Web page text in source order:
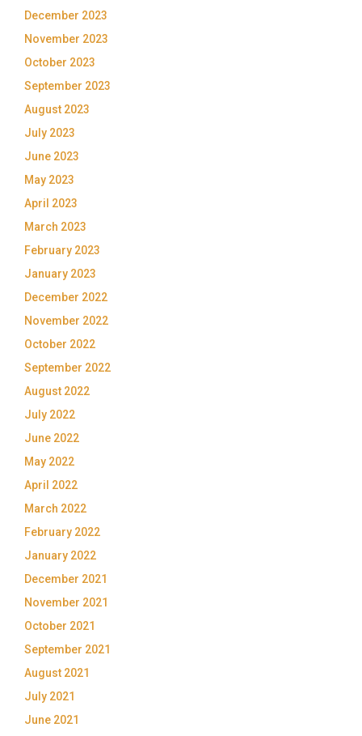
December 2023
November 2023
October 2023
September 2023
August 2023
July 2023
June 2023
May 2023
April 2023
March 2023
February 2023
January 2023
December 2022
November 2022
October 2022
September 2022
August 2022
July 2022
June 2022
May 2022
April 2022
March 2022
February 2022
January 2022
December 2021
November 2021
October 2021
September 2021
August 2021
July 2021
June 2021